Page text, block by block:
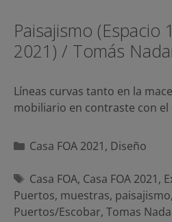
Paisajismo (Espacio
2021) / Tomás
Líneas curvas tanto en la
mobiliario en contraste con el
Categorías
Casa FOA 2021, Diseño
Etiquetas
Casa FOA, Casa FOA 2021,
Puertos, muestras, paisajismo,
Puertos/Escobar, Tomas